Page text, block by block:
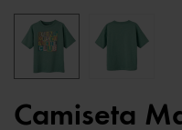
Camiseta